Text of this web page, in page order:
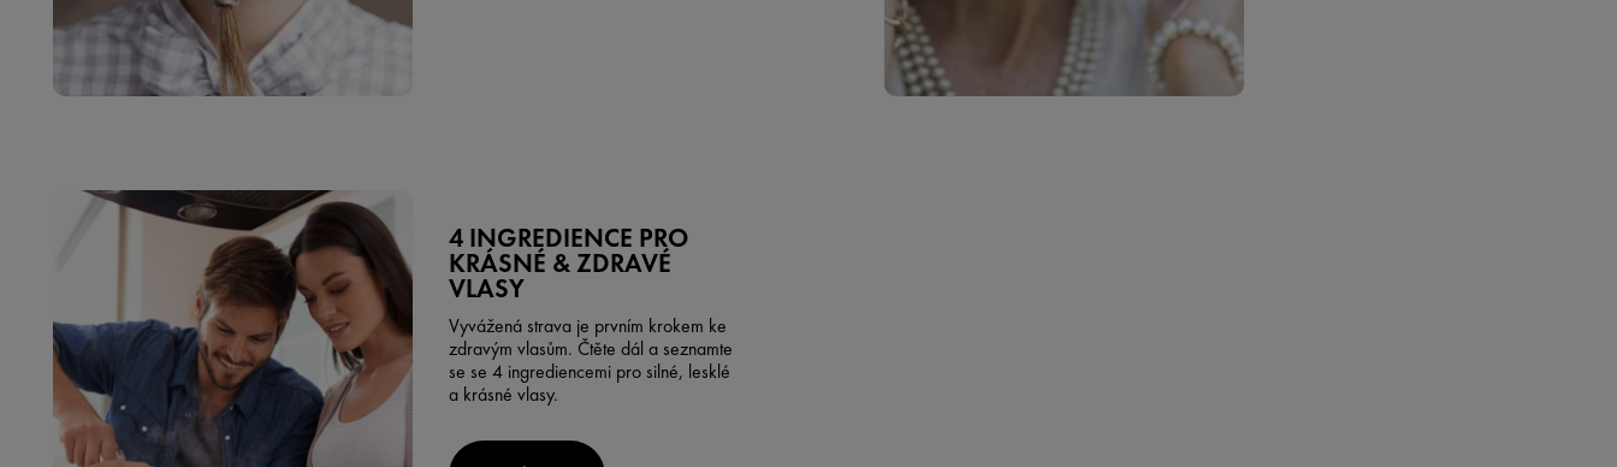
4 INGREDIENCE PRO
KRÁSNÉ & ZDRAVÉ
VLASY
Vyvážená strava je prvním krokem ke
zdravým vlasům. Čtěte dál a seznamte
se se 4 ingrediencemi pro silné, lesklé
a krásné vlasy.